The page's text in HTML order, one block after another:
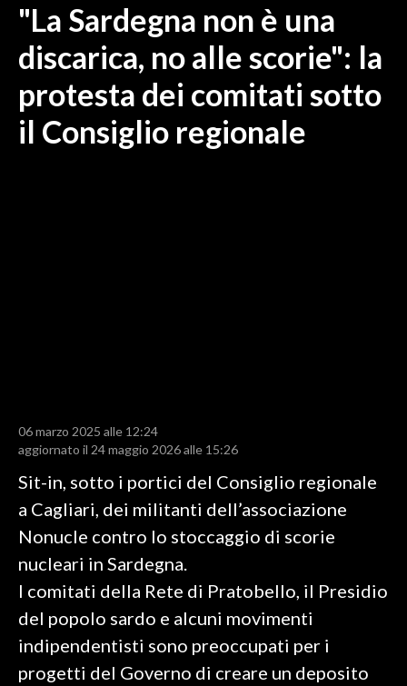
ITALIA
MONDO
POLITICA
ECONOMIA
BASKET
MOTORI
TENNIS
CULTURA
GOSSIP
"La Sardegna non è una
discarica, no alle scorie": la
protesta dei comitati sotto
il Consiglio regionale
06 marzo 2025 alle 12:24
aggiornato il 24 maggio 2026 alle 15:26
Sit-in, sotto i portici del Consiglio regionale
a Cagliari, dei militanti dell’associazione
Nonucle contro lo stoccaggio di scorie
nucleari in Sardegna.
I comitati della Rete di Pratobello, il Presidio
del popolo sardo e alcuni movimenti
indipendentisti sono preoccupati per i
progetti del Governo di creare un deposito